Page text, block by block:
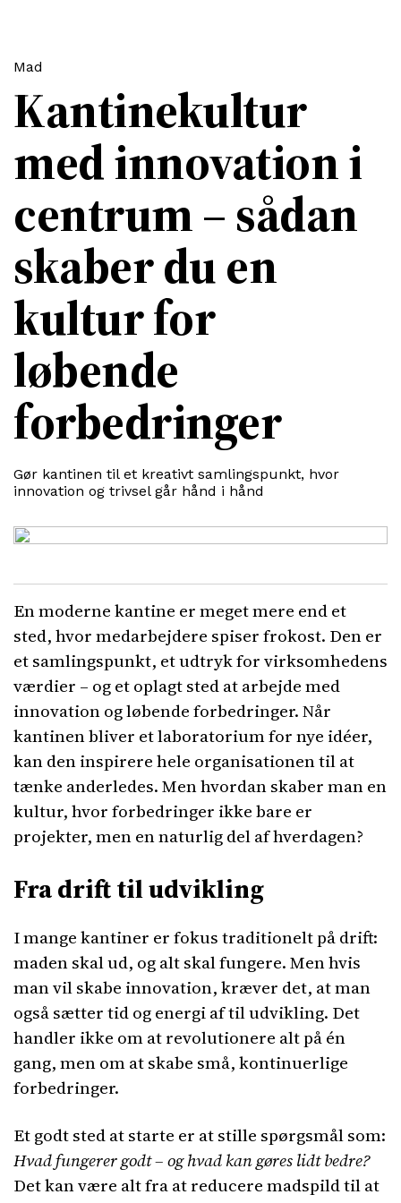
Kantinekultur
med innovation i
centrum – sådan
skaber du en
kultur for
løbende
forbedringer
Gør kantinen til et kreativt samlingspunkt, hvor
innovation og trivsel går hånd i hånd
Mad
En moderne kantine er meget mere end et
sted, hvor medarbejdere spiser frokost. Den er
et samlingspunkt, et udtryk for virksomhedens
værdier – og et oplagt sted at arbejde med
innovation og løbende forbedringer. Når
kantinen bliver et laboratorium for nye idéer,
kan den inspirere hele organisationen til at
tænke anderledes. Men hvordan skaber man en
kultur, hvor forbedringer ikke bare er
projekter, men en naturlig del af hverdagen?
Fra drift til udvikling
I mange kantiner er fokus traditionelt på drift:
maden skal ud, og alt skal fungere. Men hvis
man vil skabe innovation, kræver det, at man
også sætter tid og energi af til udvikling. Det
handler ikke om at revolutionere alt på én
gang, men om at skabe små, kontinuerlige
forbedringer.
Et godt sted at starte er at stille spørgsmål som:
Hvad fungerer godt – og hvad kan gøres lidt bedre?
Det kan være alt fra at reducere madspild til at